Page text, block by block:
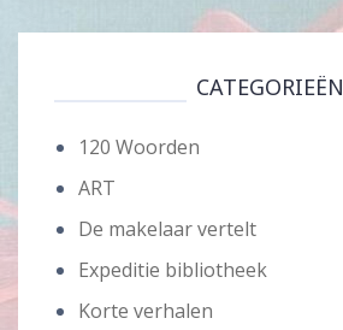
CATEGORIEËN
120 Woorden
ART
De makelaar vertelt
Expeditie bibliotheek
Korte verhalen